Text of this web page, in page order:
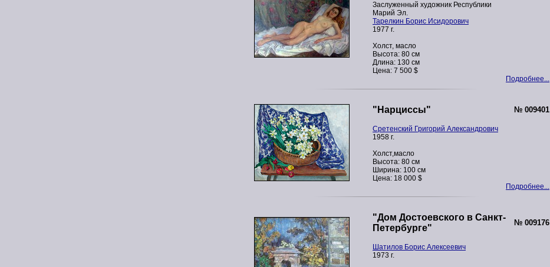
Заслуженный художник Республики
Марий Эл.
Тарелкин Борис Исидорович
1977 г.
Холст, масло
Высота: 80 см
Длина: 130 см
Цена: 7 500 $
Подробнее...
"Нарциссы" № 009401
Сретенский Григорий Александрович
1958 г.
Холст,масло
Высота: 80 см
Ширина: 100 см
Цена: 18 000 $
Подробнее...
"Дом Достоевского в Санкт-
Петербурге"
№ 009176
Шатилов Борис Алексеевич
1973 г.